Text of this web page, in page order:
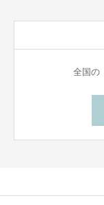
全国の